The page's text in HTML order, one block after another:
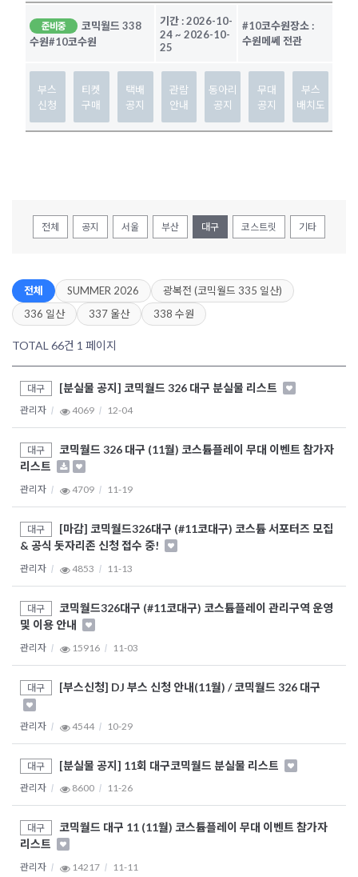
준비중
코믹월드 338
수원#10코수원
기간 :2026-10-
24~ 2026-10-
25
#10코수원장소 :
수원메쎄 전관
부스
신청
티켓
구매
택배
공지
관람
안내
동아리
공지
무대
공지
부스
배치도
전체 공지 서울 부산 대구 코스트릿 기타
전체 SUMMER 2026
광복전 (코믹월드 335 일산)
336 일산
337 울산 338 수원
TOTAL 66건 1 페이지
대구 [분실물 공지] 코믹월드 326 대구 분실물 리스트
관리자 4069 12-04
대구
코믹월드 326 대구 (11월) 코스튬플레이 무대 이벤트 참가자
리스트
관리자 4709 11-19
대구
[마감] 코믹월드326대구 (#11코대구) 코스튬 서포터즈 모집
& 공식 돗자리존 신청 접수 중!
관리자 4853 11-13
대구
코믹월드326대구 (#11코대구) 코스튬플레이 관리구역 운영
및 이용 안내
관리자 15916 11-03
대구 [부스신청] DJ 부스 신청 안내(11월) / 코믹월드 326 대구
관리자 4544 10-29
대구 [분실물 공지] 11회 대구코믹월드 분실물 리스트
관리자 8600 11-26
대구
코믹월드 대구 11 (11월) 코스튬플레이 무대 이벤트 참가자
리스트
관리자 14217 11-11